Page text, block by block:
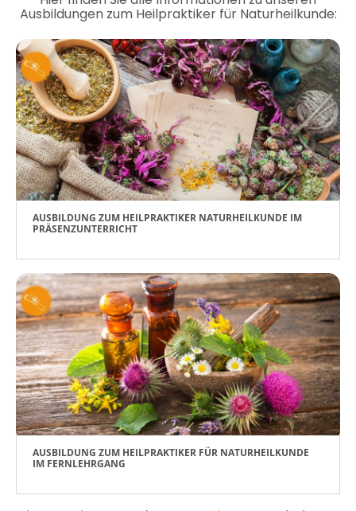
Ausbildungen zum Heilpraktiker für Naturheilkunde:
AUSBILDUNG ZUM HEILPRAKTIKER NATURHEILKUNDE IM
PRÄSENZUNTERRICHT
AUSBILDUNG ZUM HEILPRAKTIKER FÜR NATURHEILKUNDE
IM FERNLEHRGANG